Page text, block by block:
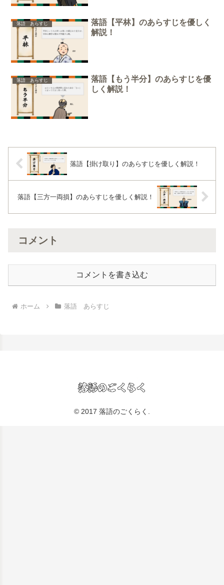
落語 あらすじ
落語【平林】のあらすじを優しく
解説！
落語 あらすじ
落語【もう半分】のあらすじを優
しく解説！
落語【掛け取り】のあらすじを優しく解説！
落語【三方一両損】のあらすじを優しく解説！
コメント
コメントを書き込む
ホーム 落語 あらすじ
© 2017 落語のごくらく.